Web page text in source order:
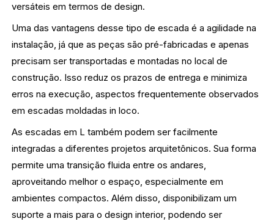
versáteis em termos de design.
Uma das vantagens desse tipo de escada é a agilidade na
instalação, já que as peças são pré-fabricadas e apenas
precisam ser transportadas e montadas no local de
construção. Isso reduz os prazos de entrega e minimiza
erros na execução, aspectos frequentemente observados
em escadas moldadas in loco.
As escadas em L também podem ser facilmente
integradas a diferentes projetos arquitetônicos. Sua forma
permite uma transição fluida entre os andares,
aproveitando melhor o espaço, especialmente em
ambientes compactos. Além disso, disponibilizam um
suporte a mais para o design interior, podendo ser